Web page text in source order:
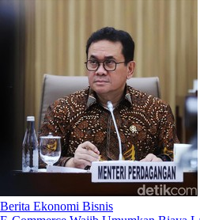
Berita Ekonomi Bisnis